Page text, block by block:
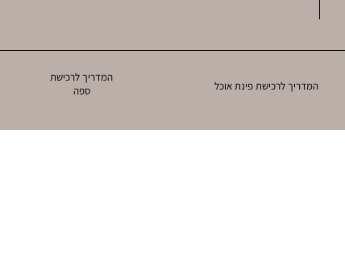
המדריך לרכישת
ספה
המדריך לרכישת פינת אוכל